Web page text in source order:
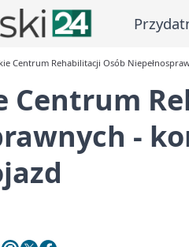
Centrum Rehabilitacji Osób
Centrum
-